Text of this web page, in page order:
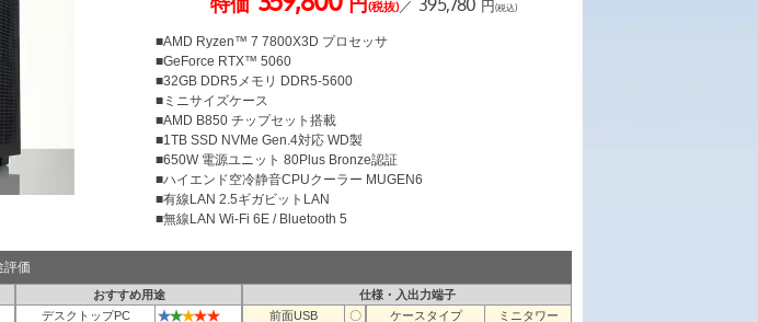
(税抜)／ 円(税込)
■AMD Ryzen™ 7 7800X3D プロセッサ
■GeForce RTX™ 5060
■32GB DDR5メモリ DDR5-5600
■ミニサイズケース
■AMD B850 チップセット搭載
■1TB SSD NVMe Gen.4対応 WD製
■650W 電源ユニット 80Plus Bronze認証
■ハイエンド空冷静音CPUクーラー MUGEN6
■有線LAN 2.5ギガビットLAN
■無線LAN Wi-Fi 6E / Bluetooth 5
評価
おすすめ用途
仕様・入出力端子
デスクトップPC ★★★★★ 前面USB 〇 ケースタイプ
ミニタワー